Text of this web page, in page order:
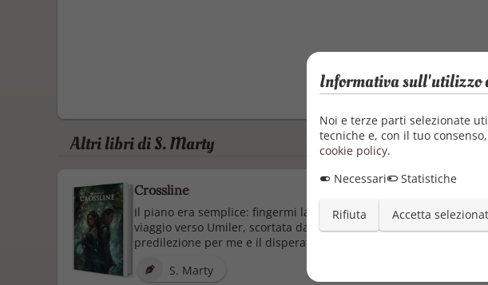
Altri libri di S. Marty
Crossline
Il piano era semplice: fingermi la Principessa di Retiana,
viaggio verso Umiler, scortata dallo scorbutico fratello minore
predilezione per me e il disperato sforzo di frenare la mia
S. Marty
Informativa sull'utilizzo
Noi e terze parti selezionate
tecniche e, con il tuo
cookie policy.
Necessari
Statistiche
Rifiuta Accetta